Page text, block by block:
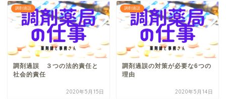
調剤過誤
調剤過誤 ３つの法的責任と
社会的責任
2020年5月15日
調剤過誤
調剤過誤の対策が必要な6つの
理由
2020年5月14日